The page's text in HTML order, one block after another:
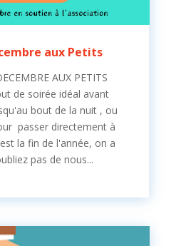
aux Petits
AUX PETITS
de soirée idéal avant
bout de la nuit , ou
passer directement à
la fin de l'année, on a
pas de nous...